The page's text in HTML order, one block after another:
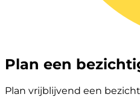
Plan een
Plan vrijblijvend een